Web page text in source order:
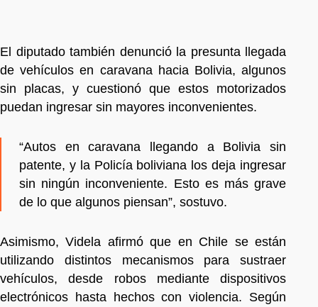
El diputado también denunció la presunta llegada
de vehículos en caravana hacia Bolivia, algunos
sin placas, y cuestionó que estos motorizados
puedan ingresar sin mayores inconvenientes.
“Autos en caravana llegando a Bolivia sin
patente, y la Policía boliviana los deja ingresar
sin ningún inconveniente. Esto es más grave
de lo que algunos piensan”, sostuvo.
Asimismo, Videla afirmó que en Chile se están
utilizando distintos mecanismos para sustraer
vehículos, desde robos mediante dispositivos
electrónicos hasta hechos con violencia. Según